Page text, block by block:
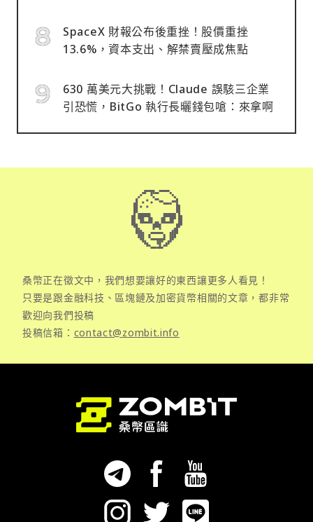
SpaceX 財報公布後重挫！股價重挫
13.6%，資本支出、解禁賣壓成焦點
630 萬美元大挑戰！Claude 誤駭三企業
引恐慌，BitGo 執行長曬錢包嗆：來拿啊
桑幣正在徵文中，我們想要讓好的東西讓更多人看見！
只要是跟金融科技、區塊鏈及加密貨幣相關的文章，都非常
歡迎向我們投稿
投稿信箱： contact@zombit.info